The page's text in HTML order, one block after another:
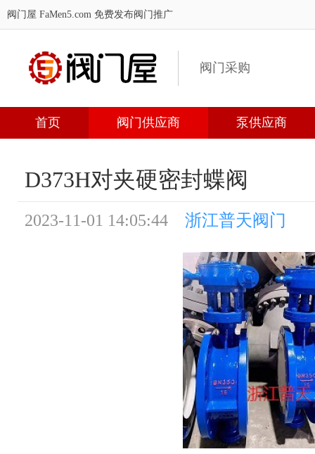
阀门屋 FaMen5.com 免费发布阀门推广
阀门采购
首页 阀门供应商 泵供应商
D373H对夹硬密封蝶阀
2023-11-01 14:05:44 浙江普天阀门